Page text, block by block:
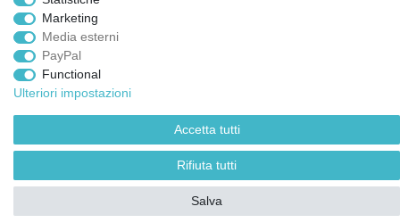
Marketing
Media esterni
PayPal
Functional
Ulteriori impostazioni
Accetta tutti
Rifiuta tutti
Salva